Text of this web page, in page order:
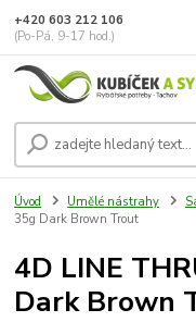
+420 603 212 106
(Po-Pá, 9-17 hod.)
Úvod Umělé nástrahy
35g Dark Brown Trout
4D LINE
Dark Brown